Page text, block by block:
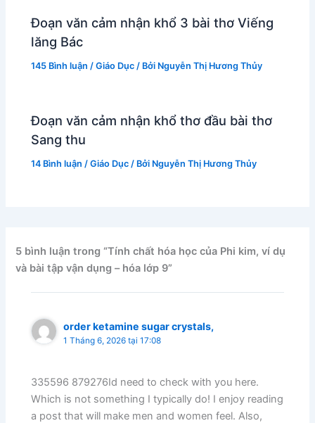
Đoạn văn cảm nhận khổ 3 bài thơ Viếng
lăng Bác
145 Bình luận /Giáo Dục / Bởi Nguyễn Thị Hương Thủy
Đoạn văn cảm nhận khổ thơ đầu bài thơ
Sang thu
14 Bình luận /Giáo Dục / Bởi Nguyễn Thị Hương Thủy
5 bình luận trong “Tính chất hóa học của Phi kim, ví dụ
và bài tập vận dụng – hóa lớp 9”
order ketamine sugar crystals,
1 Tháng 6, 2026 tại 17:08
335596 879276Id need to check with you here.
Which is not something I typically do! I enjoy reading
a post that will make men and women feel. Also,